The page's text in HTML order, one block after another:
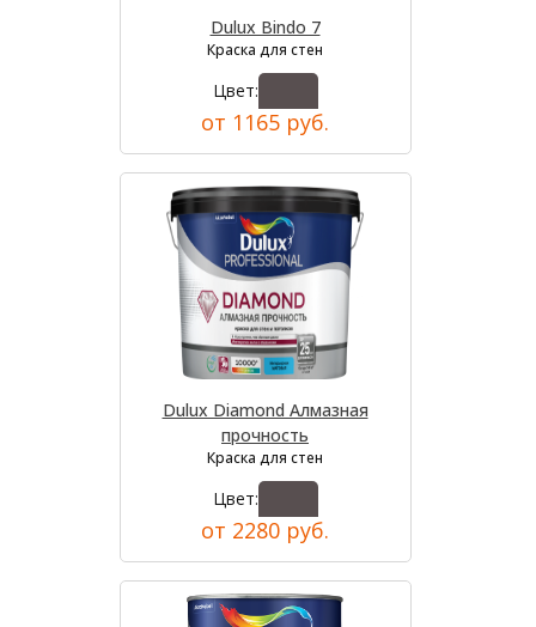
Dulux Bindo 7
Краска для стен
Цвет:
от 1165 руб.
Dulux Diamond Алмазная
прочность
Краска для стен
Цвет:
от 2280 руб.